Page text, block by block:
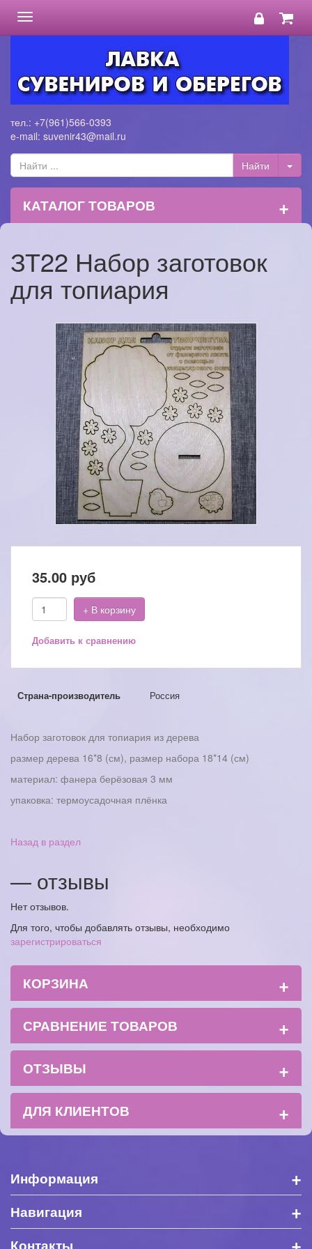
Toggle
navigation
тел.: +7(961)566-0393
e-mail: suvenir43@mail.ru
КАТАЛОГ ТОВАРОВ +
ЗТ22 Набор заготовок
для топиария
35.00 руб
+ В корзину
Добавить к сравнению
Страна-производитель Россия
Набор заготовок для топиария из дерева
размер дерева 16*8 (см), размер набора 18*14 (см)
материал: фанера берёзовая 3 мм
упаковка: термоусадочная плёнка
Назад в раздел
— отзывы
Нет отзывов.
Для того, чтобы добавлять отзывы, необходимо
зарегистрироваться
КОРЗИНА +
СРАВНЕНИЕ ТОВАРОВ +
ОТЗЫВЫ +
ДЛЯ КЛИЕНТОВ +
Информация +
Навигация +
Контакты